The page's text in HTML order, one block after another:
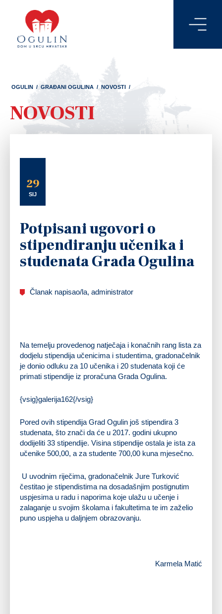
OGULIN / GRAĐANI OGULINA / NOVOSTI /
NOVOSTI
29
SIJ
Potpisani ugovori o
stipendiranju učenika i
studenata Grada Ogulina
Članak napisao/la, administrator
Na temelju provedenog natječaja i konačnih rang lista za
dodjelu stipendija učenicima i studentima, gradonačelnik
je donio odluku za 10 učenika i 20 studenata koji će
primati stipendije iz proračuna Grada Ogulina.
{vsig}galerija162{/vsig}
Pored ovih stipendija Grad Ogulin još stipendira 3
studenata, što znači da će u 2017. godini ukupno
dodijeliti 33 stipendije. Visina stipendije ostala je ista za
učenike 500,00, a za studente 700,00 kuna mjesečno.
U uvodnim riječima, gradonačelnik Jure Turković
čestitao je stipendistima na dosadašnjim postignutim
uspjesima u radu i naporima koje ulažu u učenje i
zalaganje u svojim školama i fakultetima te im zaželio
puno uspjeha u daljnjem obrazovanju.
Karmela Matić